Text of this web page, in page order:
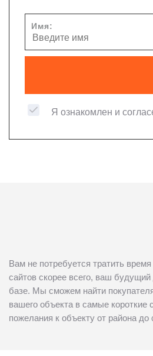
Имя:
Я ознакомлен и
Вам не потребуется тратить
сайтов скорее всего, ваш
базе. Мы сможем найти
вашего объекта в самые короткие
пожелания к объекту от района до